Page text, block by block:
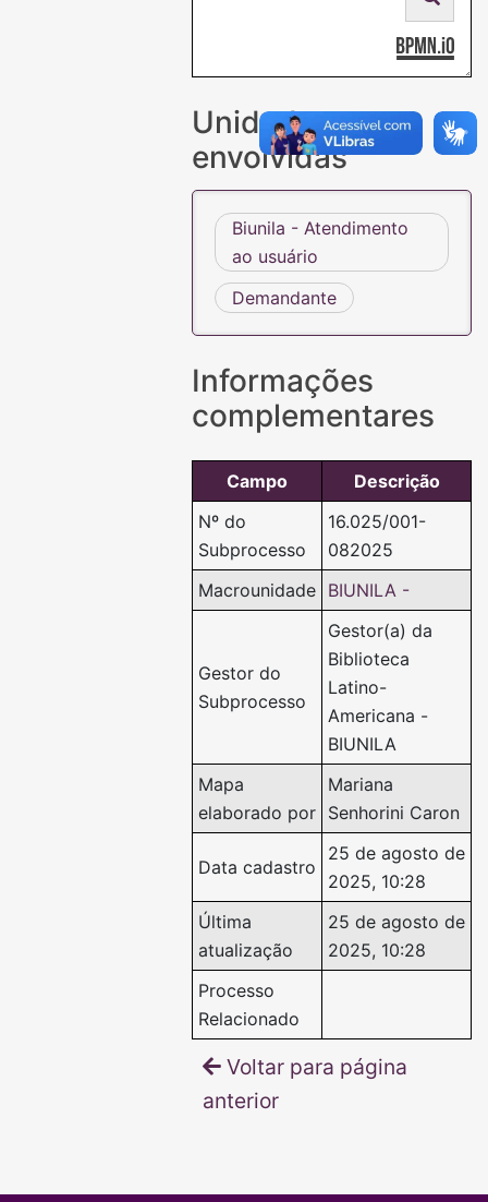
Unidades
envolvidas
Biunila - Atendimento
ao usuário
Demandante
Informações
complementares
Campo
Descrição
Nº do
Subprocesso
16.025/001-
082025
Macrounidade BIUNILA -
Gestor do
Subprocesso
Gestor(a) da
Biblioteca
Latino-
Americana -
BIUNILA
Mapa
elaborado por
Mariana
Senhorini Caron
Data cadastro
25 de agosto de
2025, 10:28
Última
atualização
25 de agosto de
2025, 10:28
Processo
Relacionado
Voltar para página
anterior